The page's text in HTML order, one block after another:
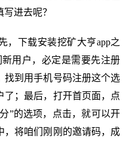
进去呢？
，下载安装挖矿大亨app之
用户，必定是需要先注册
找到用手机号码注册这个选
了；最后，打开首页面，点
”的选项，点击，就可以开
，将咱们刚刚的邀请码，成